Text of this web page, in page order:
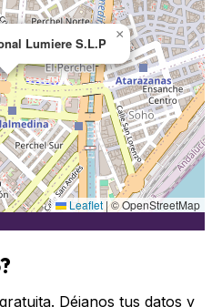
Lumiere S.L.P
×
Leaflet |© OpenStreetMap
Déjanos tus datos y